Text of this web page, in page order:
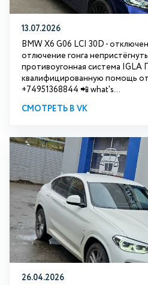
13.07.2026
BMW X6 G06 LCI 30D -
отлючение гонга
противоугонная система IGLA
квалифицированную помощь
+74951368844 📲 what's...
СМОТРЕТЬ В VK
26.04.2026